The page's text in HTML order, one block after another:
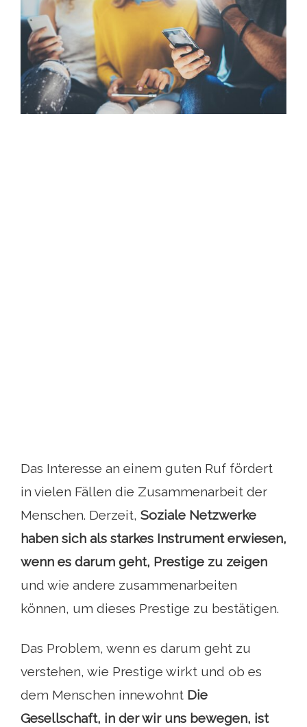
Das Interesse an einem guten Ruf fördert
in vielen Fällen die Zusammenarbeit der
Menschen. Derzeit, Soziale Netzwerke
haben sich als starkes Instrument erwiesen,
wenn es darum geht, Prestige zu zeigen
und wie andere zusammenarbeiten
können, um dieses Prestige zu bestätigen.
Das Problem, wenn es darum geht zu
verstehen, wie Prestige wirkt und ob es
dem Menschen innewohnt Die
Gesellschaft, in der wir uns bewegen, ist